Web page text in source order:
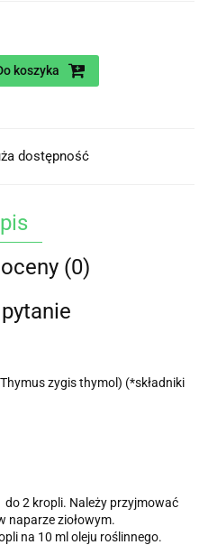
koszyka
dostępność
(0)
zygis thymol) (*składniki
do 2 kropli. Należy przyjmować
naparze ziołowym.
na 10 ml oleju roślinnego.